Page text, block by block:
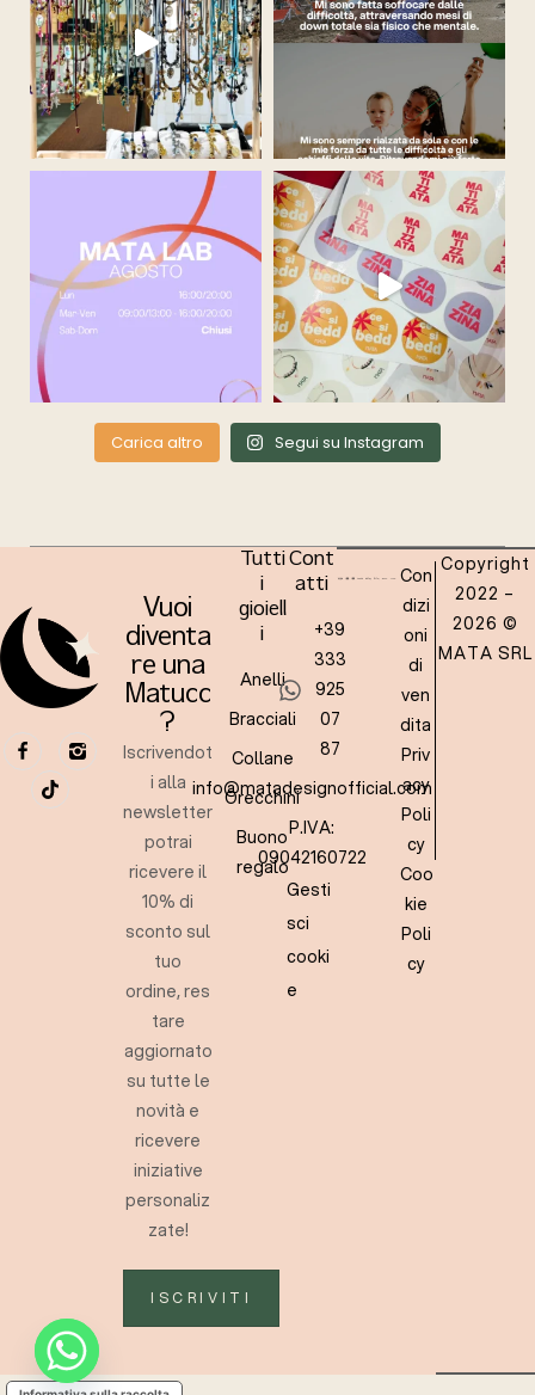
Carica altro Segui su Instagram
Vuoi
diventa
re una
Matucc
?
Iscrivendot
i alla
newsletter
potrai
ricevere il
10% di
sconto sul
tuo
ordine, res
tare
aggiornato
su tutte le
novità e
ricevere
iniziative
personaliz
zate!
ISCRIVITI
Tutti
i
gioiell
i
Anelli
Bracciali
Collane
Orecchini
Buono
regalo
Cont
atti
+39
333
925
07
87
info@matadesignofficial.com
P.IVA:
09042160722
Gesti
sci
cooki
e
Con
dizi
oni
di
ven
dita
Priv
acy
Poli
cy
Coo
kie
Poli
cy
Copyright
2022 –
2026 ©
MATA SRL